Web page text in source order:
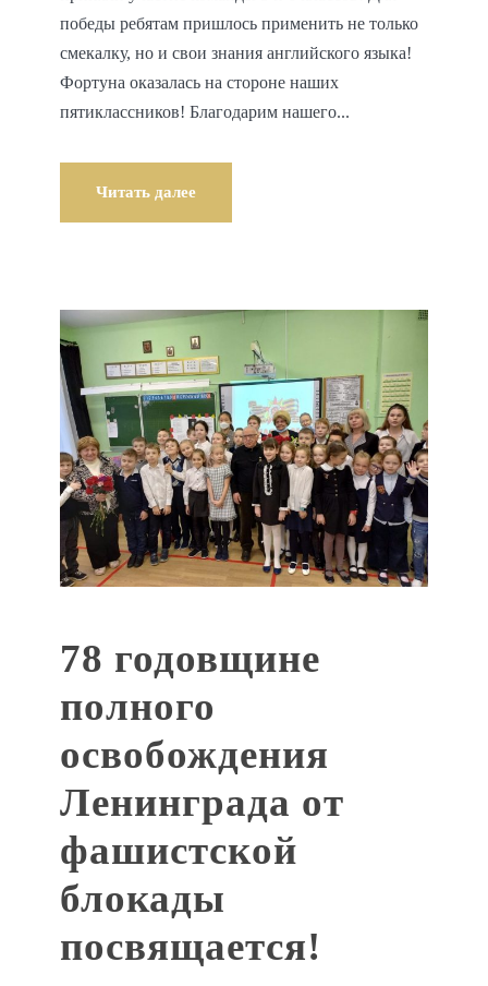
победы ребятам пришлось применить не только
смекалку, но и свои знания английского языка!
Фортуна оказалась на стороне наших
пятиклассников! Благодарим нашего...
Читать далее
78 годовщине
полного
освобождения
Ленинграда от
фашистской
блокады
посвящается!